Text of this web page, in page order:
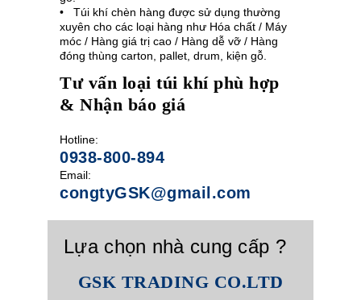
• Túi khí chèn hàng được sử dụng thường
xuyên cho các loại hàng như Hóa chất / Máy
móc / Hàng giá trị cao / Hàng dễ vỡ / Hàng
đóng thùng carton, pallet, drum, kiện gỗ.
Tư vấn loại túi khí phù hợp
& Nhận báo giá
Hotline:
0938-800-894
Email:
congtyGSK@gmail.com
Lựa chọn nhà cung cấp ?
GSK TRADING CO.LTD